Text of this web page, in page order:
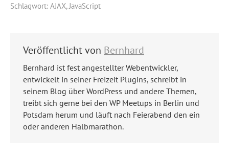
Schlagwort: AJAX, JavaScript
Veröffentlicht von Bernhard
Bernhard ist fest angestellter Webentwickler,
entwickelt in seiner Freizeit Plugins, schreibt in
seinem Blog über WordPress und andere Themen,
treibt sich gerne bei den WP Meetups in Berlin und
Potsdam herum und läuft nach Feierabend den ein
oder anderen Halbmarathon.